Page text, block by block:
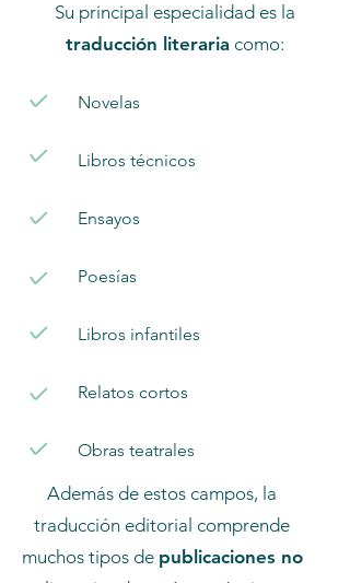
Su principal especialidad es la
traducción literaria como:
Novelas
Libros técnicos
Ensayos
Poesías
Libros infantiles
Relatos cortos
Obras teatrales
Además de estos campos, la
traducción editorial comprende
muchos tipos de publicaciones no